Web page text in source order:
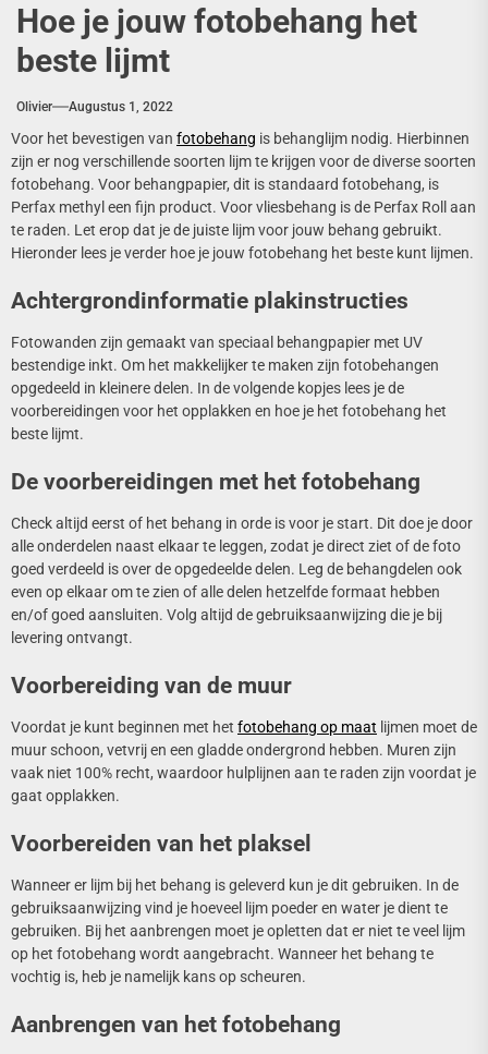
Hoe je jouw fotobehang het
beste lijmt
Olivier Augustus 1, 2022
Voor het bevestigen van fotobehang is behanglijm nodig. Hierbinnen
zijn er nog verschillende soorten lijm te krijgen voor de diverse soorten
fotobehang. Voor behangpapier, dit is standaard fotobehang, is
Perfax methyl een fijn product. Voor vliesbehang is de Perfax Roll aan
te raden. Let erop dat je de juiste lijm voor jouw behang gebruikt.
Hieronder lees je verder hoe je jouw fotobehang het beste kunt lijmen.
Achtergrondinformatie plakinstructies
Fotowanden zijn gemaakt van speciaal behangpapier met UV
bestendige inkt. Om het makkelijker te maken zijn fotobehangen
opgedeeld in kleinere delen. In de volgende kopjes lees je de
voorbereidingen voor het opplakken en hoe je het fotobehang het
beste lijmt.
De voorbereidingen met het fotobehang
Check altijd eerst of het behang in orde is voor je start. Dit doe je door
alle onderdelen naast elkaar te leggen, zodat je direct ziet of de foto
goed verdeeld is over de opgedeelde delen. Leg de behangdelen ook
even op elkaar om te zien of alle delen hetzelfde formaat hebben
en/of goed aansluiten. Volg altijd de gebruiksaanwijzing die je bij
levering ontvangt.
Voorbereiding van de muur
Voordat je kunt beginnen met het fotobehang op maat lijmen moet de
muur schoon, vetvrij en een gladde ondergrond hebben. Muren zijn
vaak niet 100% recht, waardoor hulplijnen aan te raden zijn voordat je
gaat opplakken.
Voorbereiden van het plaksel
Wanneer er lijm bij het behang is geleverd kun je dit gebruiken. In de
gebruiksaanwijzing vind je hoeveel lijm poeder en water je dient te
gebruiken. Bij het aanbrengen moet je opletten dat er niet te veel lijm
op het fotobehang wordt aangebracht. Wanneer het behang te
vochtig is, heb je namelijk kans op scheuren.
Aanbrengen van het fotobehang